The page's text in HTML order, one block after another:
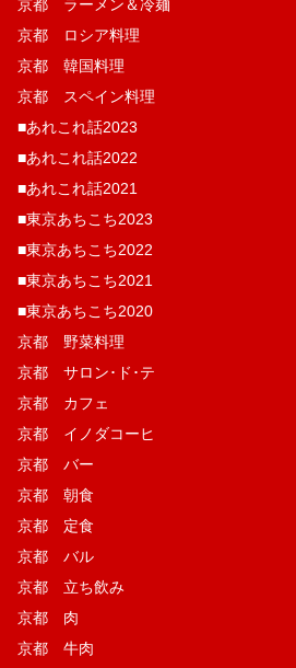
京都 ラーメン＆冷麺
京都 ロシア料理
京都 韓国料理
京都 スペイン料理
■あれこれ話2023
■あれこれ話2022
■あれこれ話2021
■東京あちこち2023
■東京あちこち2022
■東京あちこち2021
■東京あちこち2020
京都 野菜料理
京都 サロン･ド･テ
京都 カフェ
京都 イノダコーヒ
京都 バー
京都 朝食
京都 定食
京都 バル
京都 立ち飲み
京都 肉
京都 牛肉